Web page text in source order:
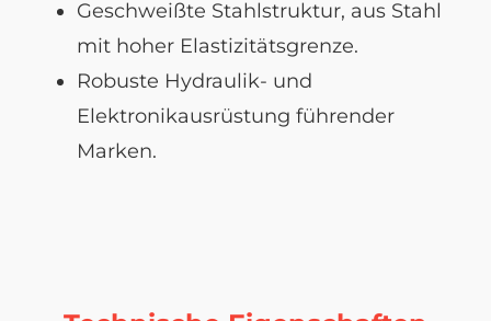
Geschweißte Stahlstruktur, aus Stahl
mit hoher Elastizitätsgrenze.
Robuste Hydraulik- und
Elektronikausrüstung führender
Marken.